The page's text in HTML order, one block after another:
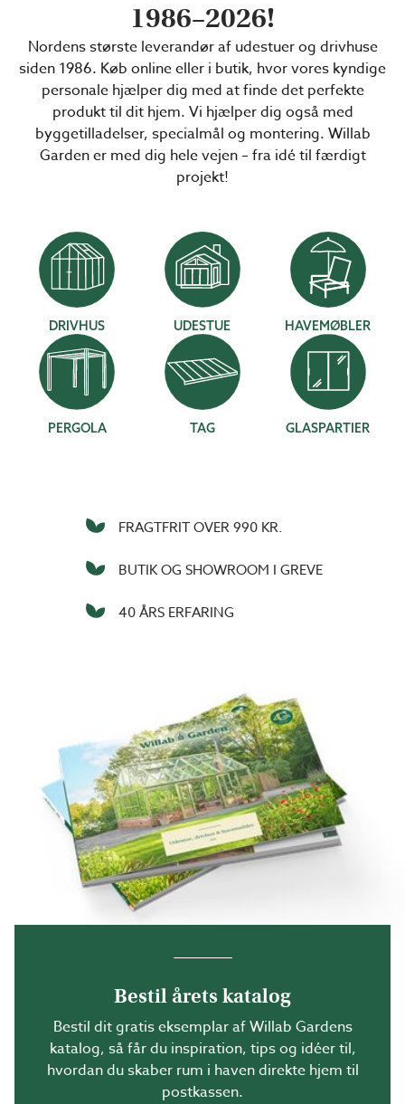
1986–2026!
Nordens største leverandør af udestuer og drivhuse
siden 1986. Køb online eller i butik, hvor vores kyndige
personale hjælper dig med at finde det perfekte
produkt til dit hjem. Vi hjælper dig også med
byggetilladelser, specialmål og montering. Willab
Garden er med dig hele vejen – fra idé til færdigt
projekt!
DRIVHUS UDESTUE HAVEMØBLER
PERGOLA TAG GLASPARTIER
FRAGTFRIT OVER 990 KR.
BUTIK OG SHOWROOM I GREVE
40 ÅRS ERFARING
Bestil årets katalog
Bestil dit gratis eksemplar af Willab Gardens
katalog, så får du inspiration, tips og idéer til,
hvordan du skaber rum i haven direkte hjem til
postkassen.